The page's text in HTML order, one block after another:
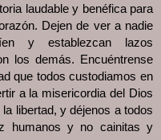
laudable y benéfica para
Dejen de ver a nadie
y establezcan lazos
los demás. Encuéntrense
que todos custodiamos en
a la misericordia del Dios
libertad, y déjenos a todos
humanos y no cainitas y